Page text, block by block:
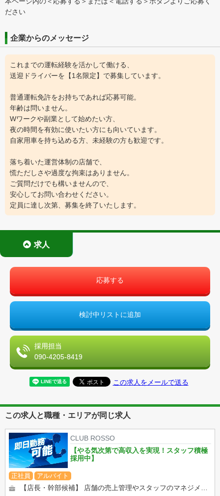
ださい
企業からのメッセージ
これまでの運転経験を活かして働ける、
送迎ドライバーを【1名限定】で募集しています。
普通運転免許をお持ちであれば応募可能。
年齢は問いません。
Wワークや副業として始めたい方、
夜の時間を有効に使いたい方にも向いています。
自家用車を持ち込める方、未経験の方も歓迎です。
落ち着いた運営体制の店舗で、
慌ただしさや過度な拘束はありません。
ご質問だけでも構いませんので、
安心してお問い合わせください。
定員に達し次第、募集を終了いたします。
求人
応募する
検討中リストに追加
採用担当
090-4205-8419
この求人をメールで送る
この求人と職種・エリアが同じ求人
CLUB ROSSO
【やる気次第で高収入を実現！スタッフ積極
採用中】
正社員 アルバイト